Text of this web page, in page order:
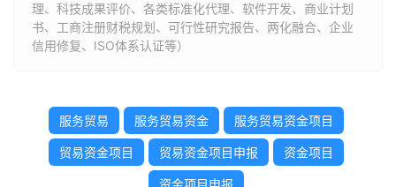
理、科技成果评价、各类标准化代理、软件开发、商业计划
书、工商注册财税规划、可行性研究报告、两化融合、企业
信用修复、ISO体系认证等）
服务贸易 服务贸易资金 服务贸易资金项目
贸易资金项目 贸易资金项目申报 资金项目
资金项目申报